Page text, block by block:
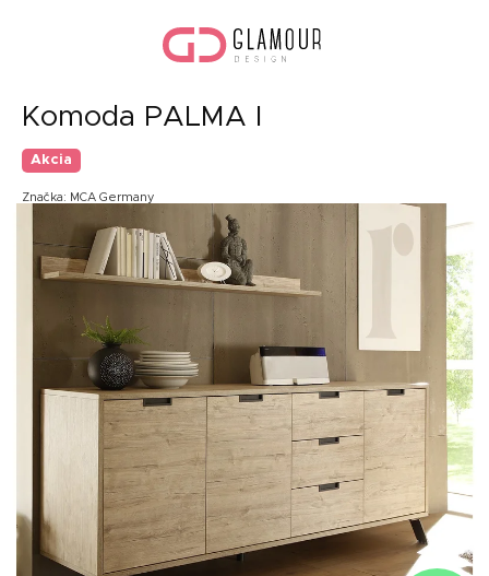
Komoda PALMA I
Akcia
Značka: MCA Germany